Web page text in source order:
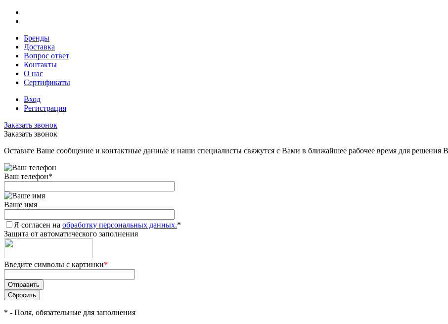
Бренды
Доставка
Вопрос ответ
Контакты
О нас
Сертификаты
Вход
Регистрация
Заказать звонок
Заказать звонок
Оставьте Ваше сообщение и контактные данные и наши специалисты свяжутся с Вами в ближайшее рабочее время для решения
Ваш телефон*
Ваше имя
Я согласен на обработку персональных данных.*
Защита от автоматического заполнения
Введите символы с картинки*
* - Поля, обязательные для заполнения